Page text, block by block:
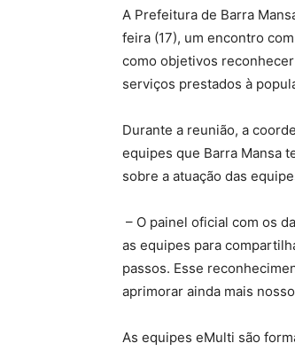
A Prefeitura de Barra
feira (17), um encontro
como objetivos
serviços prestados à
Durante a reunião, a
equipes que Barra Mansa
sobre a atuação das
– O painel oficial com os
as equipes para
passos. Esse
aprimorar ainda mais
As equipes eMulti são